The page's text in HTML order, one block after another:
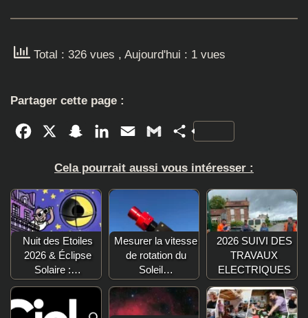
Total : 326 vues , Aujourd'hui : 1 vues
Partager cette page :
Facebook SnapchatLinkedInEmail GmailPartager
Cela pourrait aussi vous intéresser :
Nuit des Etoiles
2026 & Éclipse
Solaire :…
Mesurer la vitesse
de rotation du
Soleil…
2026 SUIVI DES
TRAVAUX
ELECTRIQUES